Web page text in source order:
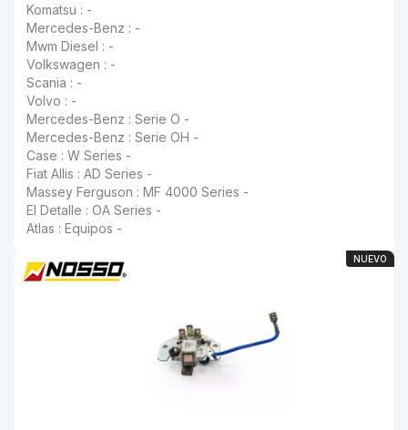
Komatsu : -
Mercedes-Benz : -
Mwm Diesel : -
Volkswagen : -
Scania : -
Volvo : -
Mercedes-Benz : Serie O -
Mercedes-Benz : Serie OH -
Case : W Series -
Fiat Allis : AD Series -
Massey Ferguson : MF 4000 Series -
El Detalle : OA Series -
Atlas : Equipos -
NUEVO